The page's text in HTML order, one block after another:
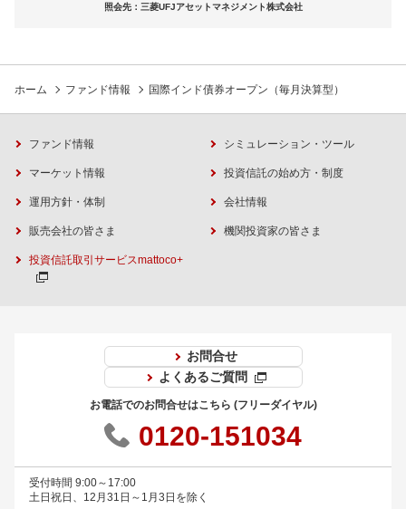
照会先：三菱UFJアセットマネジメント株式会社
ホーム ファンド情報 国際インド債券オープン（毎月決算型）
ファンド情報 シミュレーション・ツール
マーケット情報 投資信託の始め方・制度
運用方針・体制 会社情報
販売会社の皆さま 機関投資家の皆さま
投資信託取引サービスmattoco+
お問合せ
よくあるご質問
お電話でのお問合せはこちら (フリーダイヤル)
0120-151034
受付時間 9:00～17:00
土日祝日、12月31日～1月3日を除く